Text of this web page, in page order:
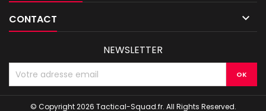
CONTACT 
NEWSLETTER
© Copyright 2026 Tactical-Squad.fr. All Rights Reserved.